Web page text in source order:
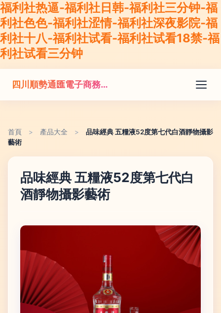
福利社热逼-福利社日韩-福利社三分钟-福
利社色色-福利社涩情-福利社深夜影院-福
利社十八-福利社试看-福利社试看18禁-福
利社试看三分钟
四川順勢通匯電子商務有限公司
首頁 > 產品大全 >
品味經典 五糧液52度第七代白酒靜物攝影
藝術
品味經典 五糧液52度第七代白
酒靜物攝影藝術